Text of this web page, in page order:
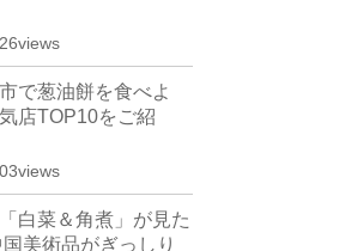
で葱油餅を食べよ
店TOP10をご紹
白菜＆角煮」が見た
美術品がぎっしり